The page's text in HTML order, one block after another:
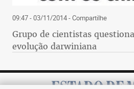
09:47 - 03/11/2014- Compartilhe
Grupo de cientistas
evolução darwiniana